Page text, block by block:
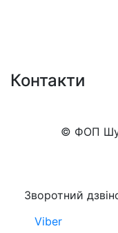
Контакти
© ФОП
Зворотний
Viber